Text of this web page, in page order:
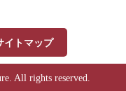
イトマップ
All rights reserved.